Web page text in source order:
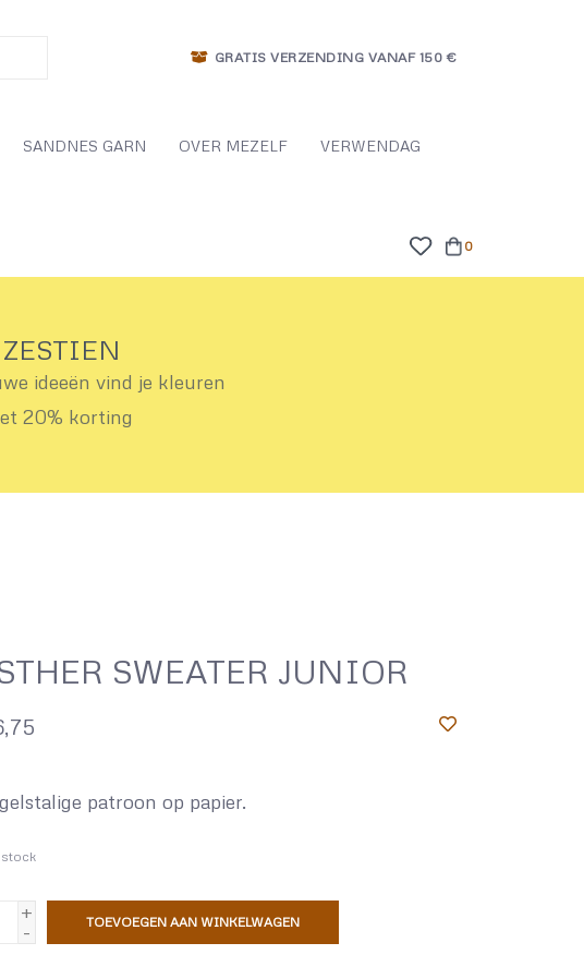
GRATIS VERZENDING VANAF 150 €
SANDNES GARN OVER MEZELF VERWENDAG
0
ideeën vind je kleuren
20% korting
SWEATER JUNIOR
patroon op papier.
stock
+
-
TOEVOEGEN AAN WINKELWAGEN